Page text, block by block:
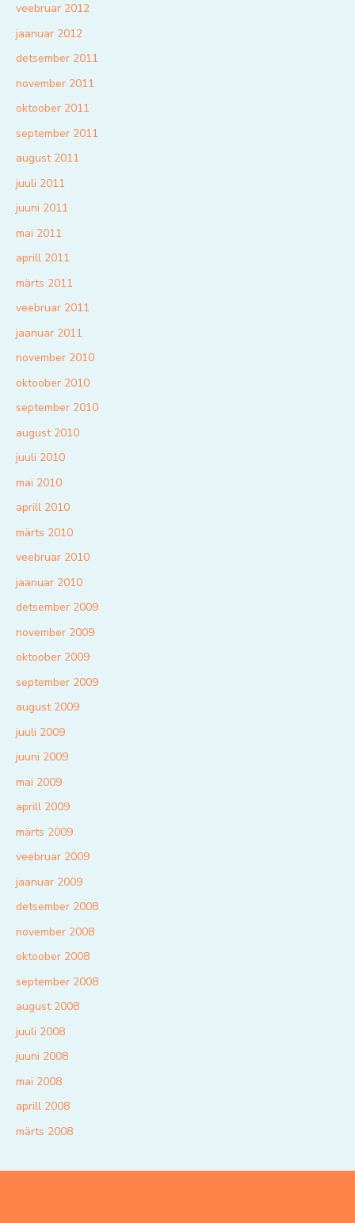
veebruar 2012
jaanuar 2012
detsember 2011
november 2011
oktoober 2011
september 2011
august 2011
juuli 2011
juuni 2011
mai 2011
aprill 2011
märts 2011
veebruar 2011
jaanuar 2011
november 2010
oktoober 2010
september 2010
august 2010
juuli 2010
mai 2010
aprill 2010
märts 2010
veebruar 2010
jaanuar 2010
detsember 2009
november 2009
oktoober 2009
september 2009
august 2009
juuli 2009
juuni 2009
mai 2009
aprill 2009
märts 2009
veebruar 2009
jaanuar 2009
detsember 2008
november 2008
oktoober 2008
september 2008
august 2008
juuli 2008
juuni 2008
mai 2008
aprill 2008
märts 2008